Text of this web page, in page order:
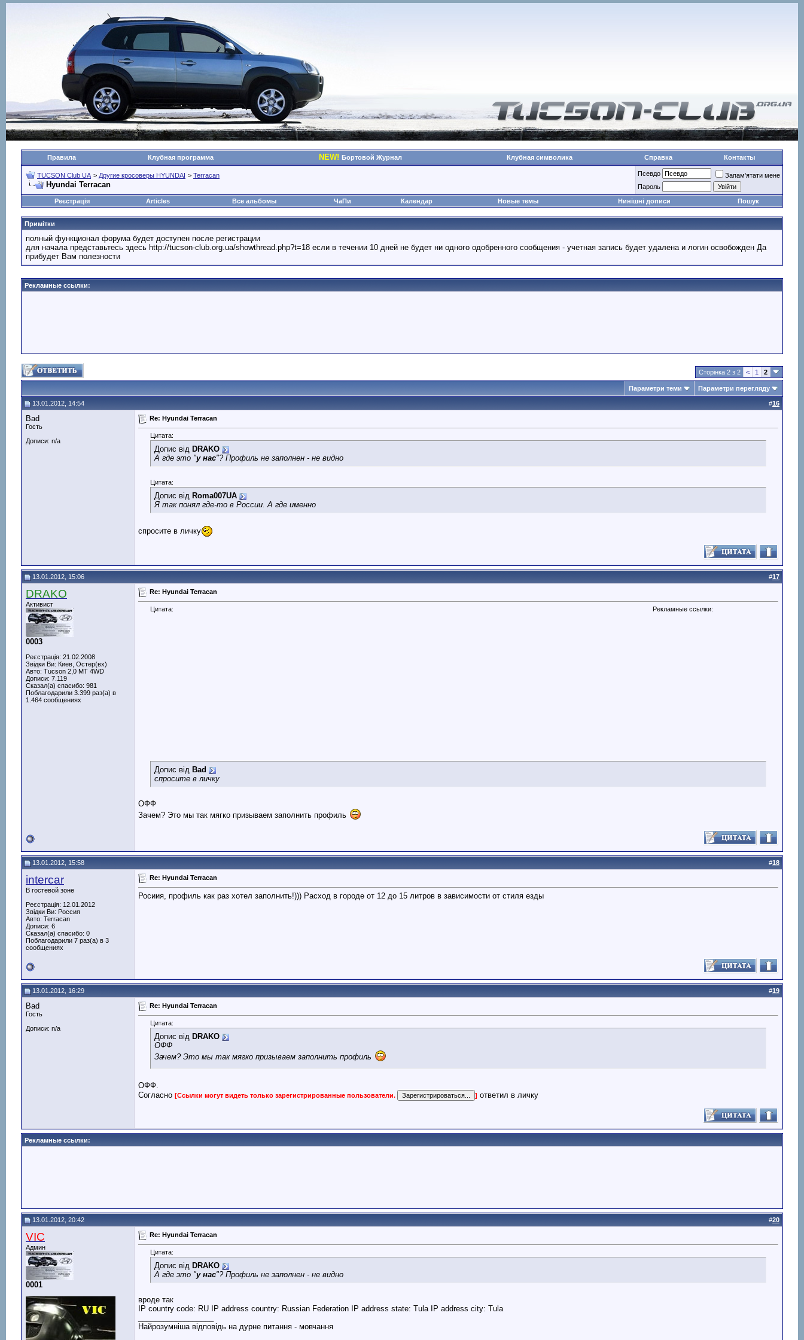
Правила Клубная программа NEW! Бортовой Журнал Клубная символика Справка Контакты
TUCSON Club UA > Другие кросоверы HYUNDAI > Terracan
Hyundai Terracan
Псевдо
Запам'ятати мене
Пароль
Реєстрація
Articles Все альбомы ЧаПи Календар Новые темы Нинішні дописи Пошук
Примітки
полный функционал форума будет доступен после регистрации
для начала представьтесь здесь http://tucson-club.org.ua/showthread.php?t=18 если в течении 10 дней не будет ни одного одобренного сообщения - учетная запись будет удалена и логин освобожден Да
прибудет Вам полезности
Рекламные ссылки:
Сторінка 2 з 2 < 1 2
Параметри теми Параметри перегляду
13.01.2012, 14:54 #16
Bad
Гость
Дописи: n/a
Re: Hyundai Terracan
Цитата:
Допис від DRAKO
А где это "у нас"? Профиль не заполнен - не видно
Цитата:
Допис від Roma007UA
Я так понял где-то в России. А где именно
спросите в личку
13.01.2012, 15:06 #17
DRAKO
Активист
0003
Реєстрація: 21.02.2008
Звідки Ви: Киев, Остер(вх)
Авто: Tucson 2,0 МТ 4WD
Дописи: 7.119
Сказал(а) спасибо: 981
Поблагодарили 3.399 раз(а) в
1.464 сообщениях
Re: Hyundai Terracan
Рекламные ссылки:
Цитата:
Допис від Bad
спросите в личку
ОФФ
Зачем? Это мы так мягко призываем заполнить профиль
13.01.2012, 15:58 #18
intercar
В гостевой зоне
Реєстрація: 12.01.2012
Звідки Ви: Россия
Авто: Terracan
Дописи: 6
Сказал(а) спасибо: 0
Поблагодарили 7 раз(а) в 3
сообщениях
Re: Hyundai Terracan
Росиия, профиль как раз хотел заполнить!))) Расход в городе от 12 до 15 литров в зависимости от стиля езды
13.01.2012, 16:29 #19
Bad
Гость
Дописи: n/a
Re: Hyundai Terracan
Цитата:
Допис від DRAKO
ОФФ
Зачем? Это мы так мягко призываем заполнить профиль
ОФФ.
Согласно [Ссылки могут видеть только зарегистрированные пользователи. ] ответил в личку
Рекламные ссылки:
13.01.2012, 20:42 #20
VIC
Админ
0001
Re: Hyundai Terracan
Цитата:
Допис від DRAKO
А где это "у нас"? Профиль не заполнен - не видно
вроде так
IP country code: RU IP address country: Russian Federation IP address state: Tula IP address city: Tula
Найрозумніша відповідь на дурне питання - мовчання